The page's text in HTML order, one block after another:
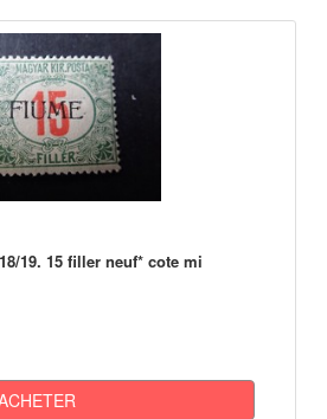
19. 15 filler neuf* cote mi